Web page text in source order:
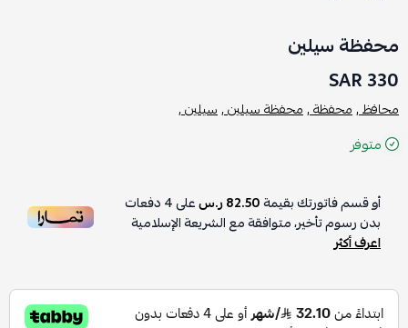
محفظة سيلين
330 SAR
محافظ ,محفظة ,محفظة سيلين ,سيلين ,
متوفر
أو قسم فاتورتك بقيمة82.50 ر.س على4دفعات
بدون رسوم تأخير، متوافقة مع الشريعة الإسلامية
اعرف أكثر